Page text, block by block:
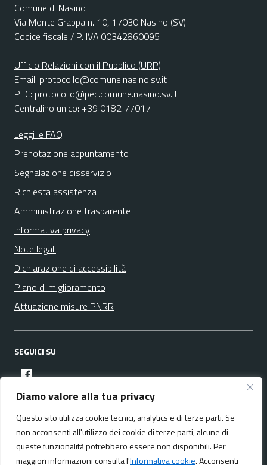
Diamo valore alla tua privacy
Questo sito utilizza cookie tecnici, analytics e di terze parti. Se
non acconsenti all'utilizzo dei cookie di terze parti, alcune di
queste funzionalità potrebbero essere non disponibili. Per
maggiori informazioni consulta l'Informativa cookie. Acconsenti
Comune di Nasino
Via Monte Grappa n. 10, 17030 Nasino (SV)
Codice fiscale / P. IVA:00342860095
Ufficio Relazioni con il Pubblico (URP)
Email: protocollo@comune.nasino.sv.it
PEC: protocollo@pec.comune.nasino.sv.it
Centralino unico: +39 0182 77017
Leggi le FAQ
Prenotazione appuntamento
Segnalazione disservizio
Richiesta assistenza
Amministrazione trasparente
Informativa privacy
Note legali
Dichiarazione di accessibilità
Piano di miglioramento
Attuazione misure PNRR
SEGUICI SU
facebook
Media policy Mappa del sito